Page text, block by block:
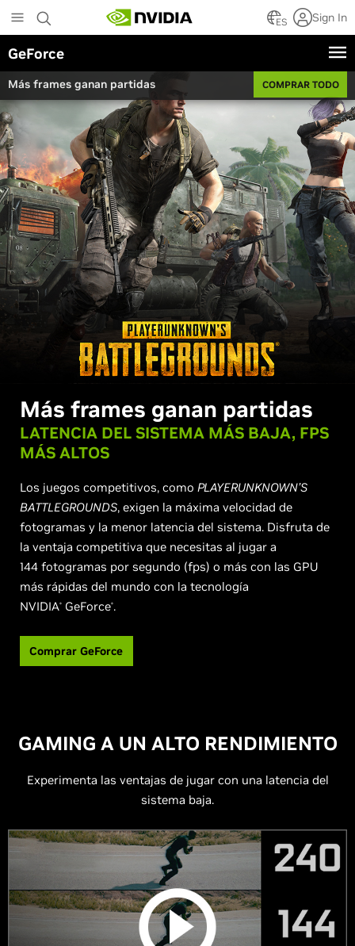
to
main
content
ES Sign In
GeForce
Más frames ganan partidas COMPRAR TODO
Más frames ganan partidas
LATENCIA DEL SISTEMA MÁS BAJA, FPS
MÁS ALTOS
Los juegos competitivos, como PLAYERUNKNOWN’S
BATTLEGROUNDS, exigen la máxima velocidad de
fotogramas y la menor latencia del sistema. Disfruta de
la ventaja competitiva que necesitas al jugar a
144 fotogramas por segundo (fps) o más con las GPU
más rápidas del mundo con la tecnología
NVIDIA® GeForce®.
Comprar GeForce
GAMING A UN ALTO RENDIMIENTO
Experimenta las ventajas de jugar con una latencia del
sistema baja.